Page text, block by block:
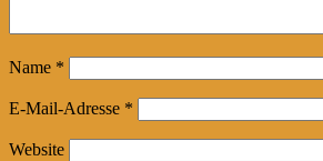
Name *
E-Mail-Adresse *
Website